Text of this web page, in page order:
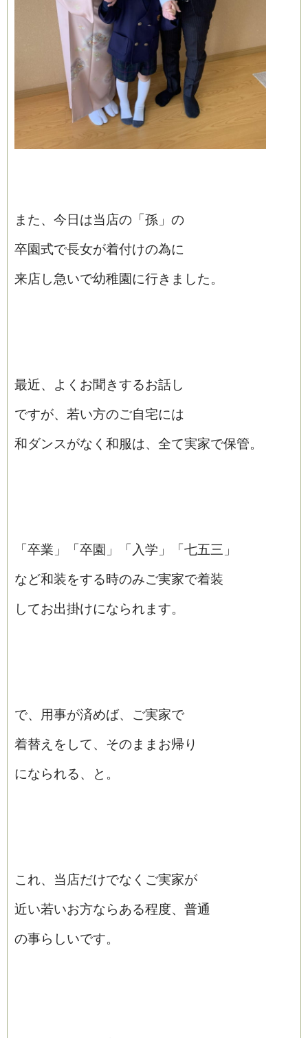
また、今日は当店の「孫」の
卒園式で長女が着付けの為に
来店し急いで幼稚園に行きました。
最近、よくお聞きするお話し
ですが、若い方のご自宅には
和ダンスがなく和服は、全て実家で保管。
「卒業」「卒園」「入学」「七五三」
など和装をする時のみご実家で着装
してお出掛けになられます。
で、用事が済めば、ご実家で
着替えをして、そのままお帰り
になられる、と。
これ、当店だけでなくご実家が
近い若いお方ならある程度、普通
の事らしいです。